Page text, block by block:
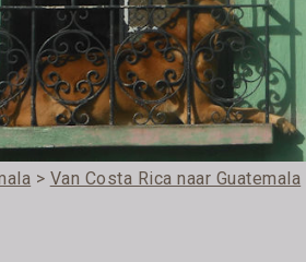
> Van Costa Rica naar Guatemala